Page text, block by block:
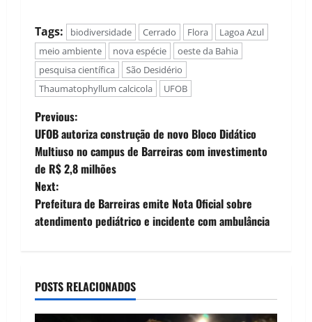
Tags: biodiversidade Cerrado Flora
Lagoa Azul
meio ambiente
nova espécie
oeste da Bahia
pesquisa científica
São Desidério
Thaumatophyllum calcicola
UFOB
P
o
s
t
v
Previous:
UFOB autoriza construção de novo Bloco Didático
Multiuso no campus de Barreiras com investimento
de R$ 2,8 milhões
Next:
Prefeitura de Barreiras emite Nota Oficial sobre
atendimento pediátrico e incidente com ambulância
POSTS RELACIONADOS